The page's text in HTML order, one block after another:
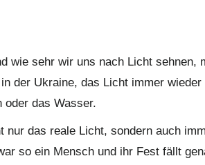
wie sehr wir uns nach Licht sehnen,
der Ukraine, das Licht immer
oder das Wasser.
nur das reale Licht, sondern auch
so ein Mensch und ihr Fest fällt